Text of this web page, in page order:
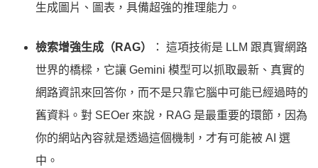
生成圖片、圖表，具備超強的推理能力。
檢索增強生成（RAG）
： 這項技術是 LLM 跟真實網路
世界的橋樑，它讓 Gemini 模型可以抓取最新、真實的
網路資訊來回答你，而不是只靠它腦中可能已經過時的
舊資料。對 SEOer 來說，RAG 是最重要的環節，因為
你的網站內容就是透過這個機制，才有可能被 AI 選
中。